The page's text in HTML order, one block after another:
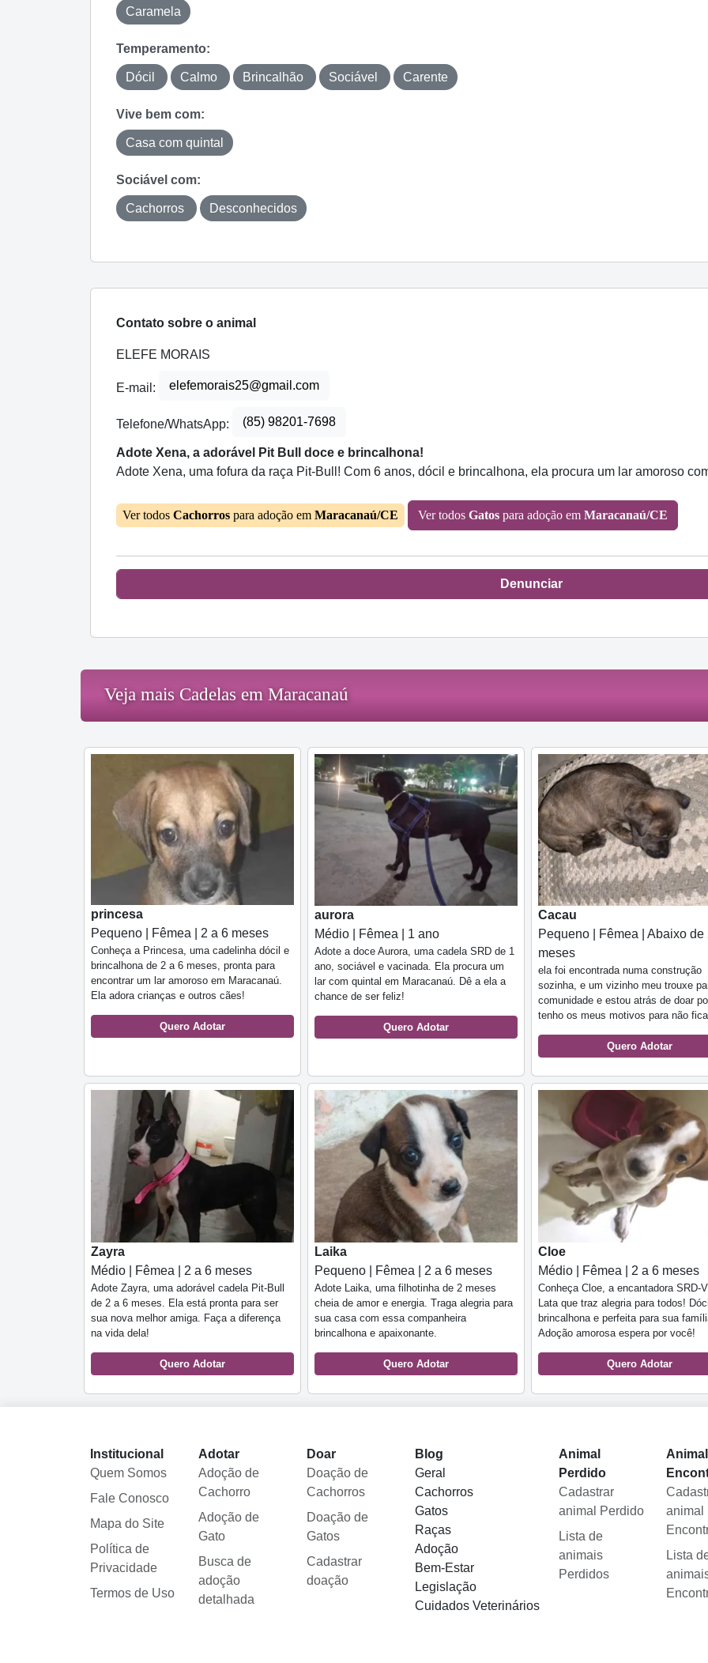
Caramela
Temperamento:
Dócil Calmo Brincalhão Sociável Carente
Vive bem com:
Casa com quintal
Sociável com:
Cachorros Desconhecidos
Contato sobre o animal
ELEFE MORAIS
E-mail: elefemorais25@gmail.com
Telefone/WhatsApp: (85) 98201-7698
Adote Xena, a adorável Pit Bull doce e brincalhona!
Adote Xena, uma fofura da raça Pit-Bull! Com 6 anos, dócil e brincalhona, ela procura um lar amoroso
Ver todos Cachorros para adoção em Maracanaú/CE Ver todos Gatos para adoção em Maracanaú/CE
Denunciar
Veja mais Cadelas em Maracanaú
princesa
Pequeno | Fêmea | 2 a 6 meses
Conheça a Princesa, uma cadelinha dócil e
brincalhona de 2 a 6 meses, pronta para
encontrar um lar amoroso em Maracanaú.
Ela adora crianças e outros cães!
Quero Adotar
aurora
Médio | Fêmea | 1 ano
Adote a doce Aurora, uma cadela SRD de 1
ano, sociável e vacinada. Ela procura um
lar com quintal em Maracanaú. Dê a ela a
chance de ser feliz!
Quero Adotar
Cacau
Pequeno | Fêmea | Abaixo de
meses
ela foi encontrada numa construção
sozinha, e um vizinho meu trouxe
comunidade e estou atrás de doar
tenho os meus motivos para não
Quero Adotar
Zayra
Médio | Fêmea | 2 a 6 meses
Adote Zayra, uma adorável cadela Pit-Bull
de 2 a 6 meses. Ela está pronta para ser
sua nova melhor amiga. Faça a diferença
na vida dela!
Quero Adotar
Laika
Pequeno | Fêmea | 2 a 6 meses
Adote Laika, uma filhotinha de 2 meses
cheia de amor e energia. Traga alegria para
sua casa com essa companheira
brincalhona e apaixonante.
Quero Adotar
Cloe
Médio | Fêmea | 2 a 6 meses
Conheça Cloe, a encantadora SRD-
Lata que traz alegria para todos!
brincalhona e perfeita para sua
Adoção amorosa espera por você!
Quero Adotar
Institucional
Quem Somos
Fale Conosco
Mapa do Site
Política de
Privacidade
Termos de Uso
Adotar
Adoção de
Cachorro
Adoção de
Gato
Busca de
adoção
detalhada
Doar
Doação de
Cachorros
Doação de
Gatos
Cadastrar
doação
Blog
Geral
Cachorros
Gatos
Raças
Adoção
Bem-Estar
Legislação
Cuidados Veterinários
Animal
Perdido
Cadastrar
animal Perdido
Lista de
animais
Perdidos
Animal
animal
Lista